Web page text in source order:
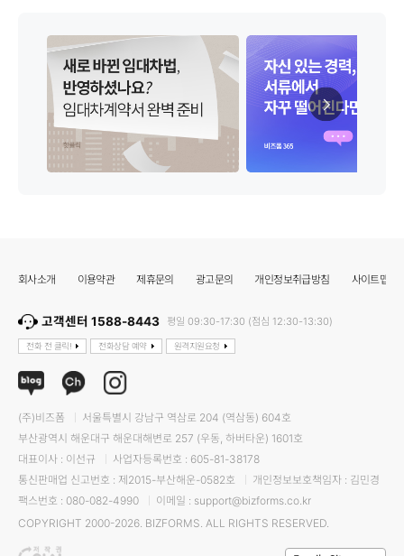
회사소개 이용약관 제휴문의 광고문의 개인정보취급방침 사이트맵
고객센터 1588-8443 평일 09:30-17:30 (점심 12:30-13:30)
전화 전 클릭! 전화상담 예약 원격지원요청
(주)비즈폼
서울특별시 강남구 역삼로 204 (역삼동) 604호
부산광역시 해운대구 해운대해변로 257 (우동, 하버타운) 1601호
대표이사 : 이선규
사업자등록번호 : 605-81-38178
통신판매업 신고번호 : 제2015-부산해운-0582호
개인정보보호책임자 : 김민경
팩스번호 : 080-082-4990
이메일 : support@bizforms.co.kr
COPYRIGHT 2000-2026. BIZFORMS. ALL RIGHTS RESERVED.